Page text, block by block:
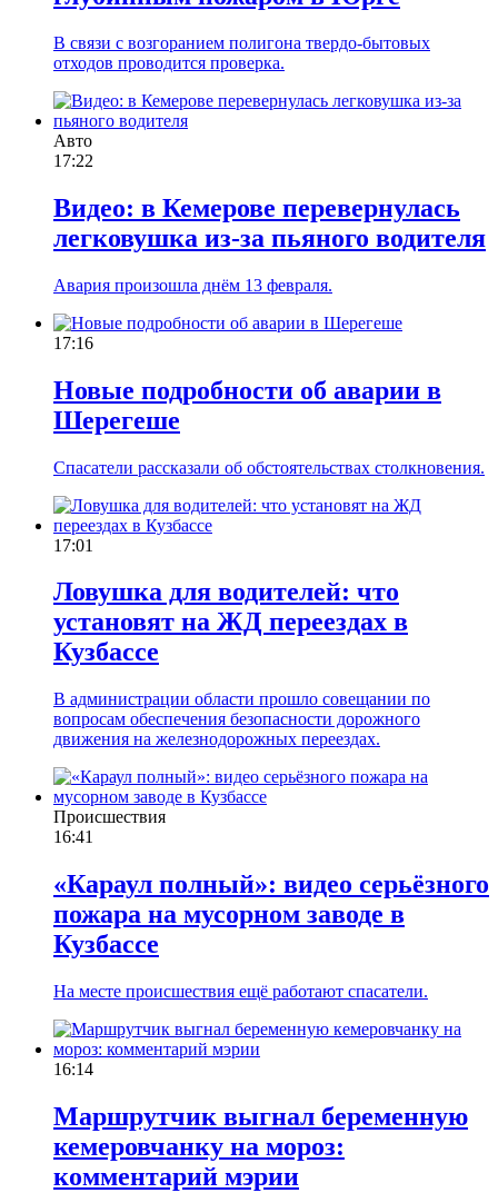
В связи с возгоранием полигона твердо-бытовых
отходов проводится проверка.
Авто
17:22
Видео: в Кемерове перевернулась
легковушка из-за пьяного водителя
Авария произошла днём 13 февраля.
17:16
Новые подробности об аварии в
Шерегеше
Спасатели рассказали об обстоятельствах столкновения.
17:01
Ловушка для водителей: что
установят на ЖД переездах в
Кузбассе
В администрации области прошло совещании по
вопросам обеспечения безопасности дорожного
движения на железнодорожных переездах.
Происшествия
16:41
«Караул полный»: видео серьёзного
пожара на мусорном заводе в
Кузбассе
На месте происшествия ещё работают спасатели.
16:14
Маршрутчик выгнал беременную
кемеровчанку на мороз:
комментарий мэрии